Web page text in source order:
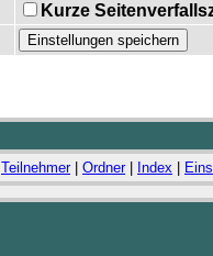
Kurze
Teilnehmer| Ordner| Index